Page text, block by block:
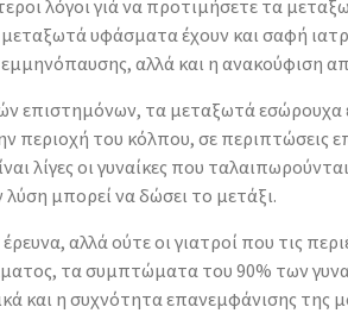
λόγοι γιά να προτιμήσετε τα
υφάσματα έχουν και σαφή
αλλά και η ανακούφιση
επιστημόνων, τα μεταξωτά εσώρουχα
περιοχή του κόλπου, σε περιπτώσεις
λίγες οι γυναίκες που
μπορεί να δώσει το μετάξι.
αλλά ούτε οι γιατροί που τις
τα συμπτώματα του 90% των
και η συχνότητα επανεμφάνισης της